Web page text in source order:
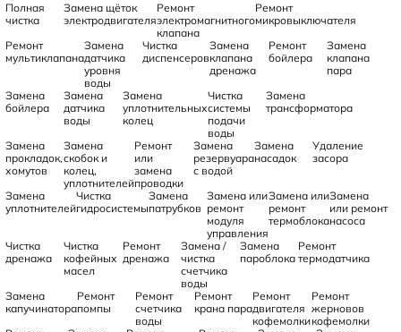
Полная
чистка
Замена щёток
электродвигателя
Ремонт
электромагнитного
клапана
Ремонт
микровыключателя
Ремонт
мультиклапана
Замена
датчика
уровня
воды
Чистка
диспенсеров
Замена
клапана
дренажа
Ремонт
бойлера
Замена
клапана
пара
Замена
бойлера
Замена
датчика
воды
Замена
уплотнительных
колец
Чистка
системы
подачи
воды
Замена
трансформатора
Замена
прокладок,
хомутов
Замена
скобок и
колец,
уплотнителей
Ремонт
или
замена
проводки
Замена
резервуара
с водой
Замена
насадок
Удаление
засора
Замена
уплотнителей
Чистка
гидросистемы
Замена
патрубков
Замена или
ремонт
модуля
управления
Замена или
ремонт
термоблока
Замена
или ремонт
насоса
Чистка
дренажа
Чистка
кофейных
масел
Ремонт
дренажа
Замена /
чистка
счетчика
воды
Замена
пароблока
Ремонт
термодатчика
Замена
капучинатора
Ремонт
помпы
Ремонт
счетчика
воды
Ремонт
крана пара
Ремонт
двигателя
кофемолки
Ремонт
жерновов
кофемолки